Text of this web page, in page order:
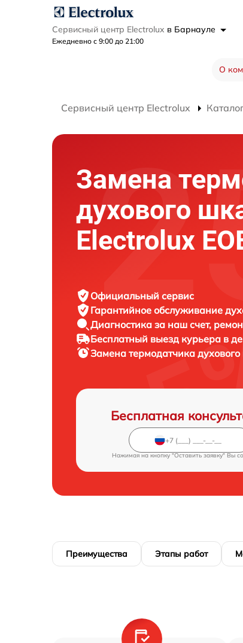
Сервисный центр Electrolux в Барнауле
Ежедневно с 9:00 до 21:00
О
Сервисный центр Electrolux
Замена
духового
Electrolux
Официальный сервис
Гарантийное обслуживание
Диагностика за наш счет,
Бесплатный выезд курьера в
Замена термодатчика
Бесплатная
Нажимая на кнопку "Оставить заявку" Вы
Преимущества Этапы работ